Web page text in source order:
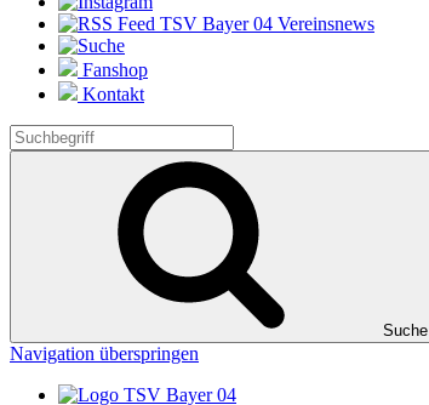
Fanshop
Kontakt
Suche
Navigation überspringen